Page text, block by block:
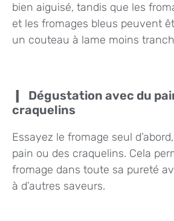
bien aiguisé, tandis que les
et les fromages bleus peuvent
un couteau à lame moins
Dégustation avec du
craquelins
Essayez le fromage seul
pain ou des craquelins. Cela
fromage dans toute sa pureté
à d’autres saveurs.